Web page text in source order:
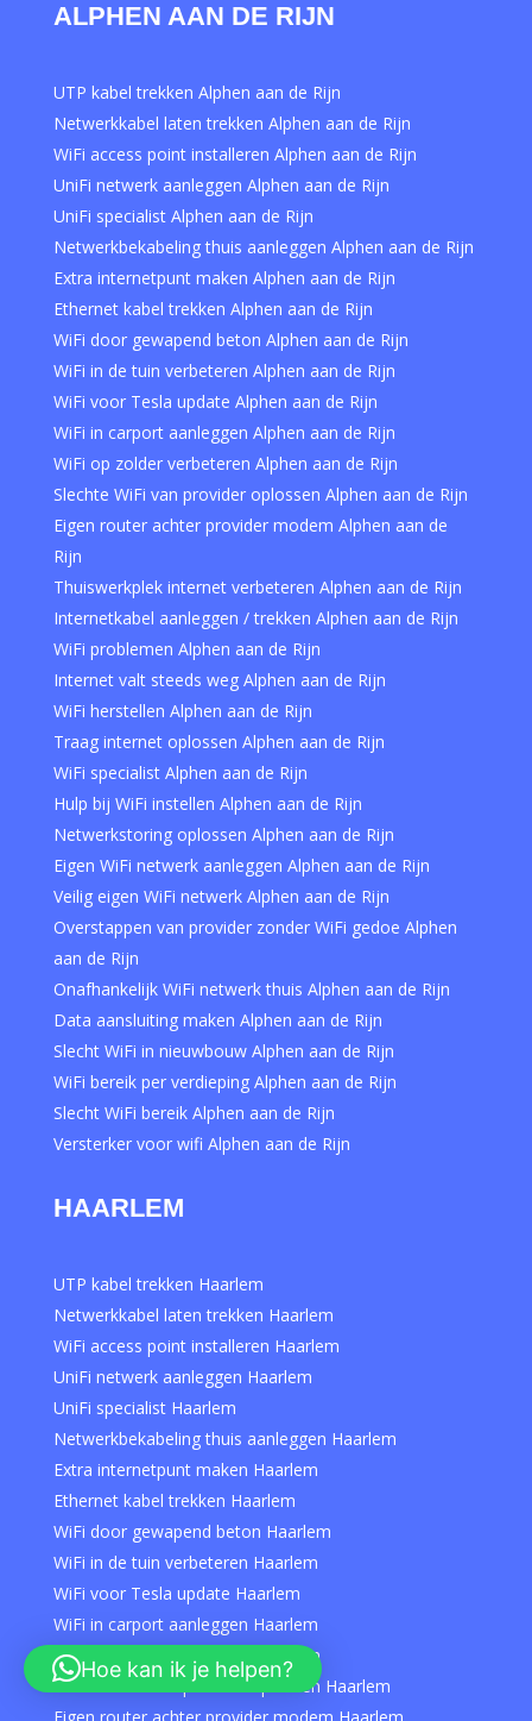
ALPHEN AAN DE RIJN
UTP kabel trekken Alphen aan de Rijn
Netwerkkabel laten trekken Alphen aan de Rijn
WiFi access point installeren Alphen aan de Rijn
UniFi netwerk aanleggen Alphen aan de Rijn
UniFi specialist Alphen aan de Rijn
Netwerkbekabeling thuis aanleggen Alphen aan de Rijn
Extra internetpunt maken Alphen aan de Rijn
Ethernet kabel trekken Alphen aan de Rijn
WiFi door gewapend beton Alphen aan de Rijn
WiFi in de tuin verbeteren Alphen aan de Rijn
WiFi voor Tesla update Alphen aan de Rijn
WiFi in carport aanleggen Alphen aan de Rijn
WiFi op zolder verbeteren Alphen aan de Rijn
Slechte WiFi van provider oplossen Alphen aan de Rijn
Eigen router achter provider modem Alphen aan de
Rijn
Thuiswerkplek internet verbeteren Alphen aan de Rijn
Internetkabel aanleggen / trekken Alphen aan de Rijn
WiFi problemen Alphen aan de Rijn
Internet valt steeds weg Alphen aan de Rijn
WiFi herstellen Alphen aan de Rijn
Traag internet oplossen Alphen aan de Rijn
WiFi specialist Alphen aan de Rijn
Hulp bij WiFi instellen Alphen aan de Rijn
Netwerkstoring oplossen Alphen aan de Rijn
Eigen WiFi netwerk aanleggen Alphen aan de Rijn
Veilig eigen WiFi netwerk Alphen aan de Rijn
Overstappen van provider zonder WiFi gedoe Alphen
aan de Rijn
Onafhankelijk WiFi netwerk thuis Alphen aan de Rijn
Data aansluiting maken Alphen aan de Rijn
Slecht WiFi in nieuwbouw Alphen aan de Rijn
WiFi bereik per verdieping Alphen aan de Rijn
Slecht WiFi bereik Alphen aan de Rijn
Versterker voor wifi Alphen aan de Rijn
HAARLEM
UTP kabel trekken Haarlem
Netwerkkabel laten trekken Haarlem
WiFi access point installeren Haarlem
UniFi netwerk aanleggen Haarlem
UniFi specialist Haarlem
Netwerkbekabeling thuis aanleggen Haarlem
Extra internetpunt maken Haarlem
Ethernet kabel trekken Haarlem
WiFi door gewapend beton Haarlem
WiFi in de tuin verbeteren Haarlem
WiFi voor Tesla update Haarlem
WiFi in carport aanleggen Haarlem
WiFi op zolder verbeteren Haarlem
Slechte WiFi van provider oplossen Haarlem
Hoe kan ik je helpen?